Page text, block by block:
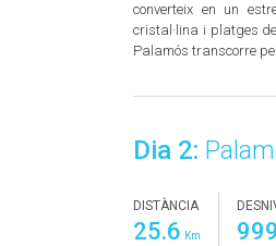
converteix en un
cristal·lina i platges
Palamós transcorre
Dia 2:
DISTÀNCIA
25.6 Km 999